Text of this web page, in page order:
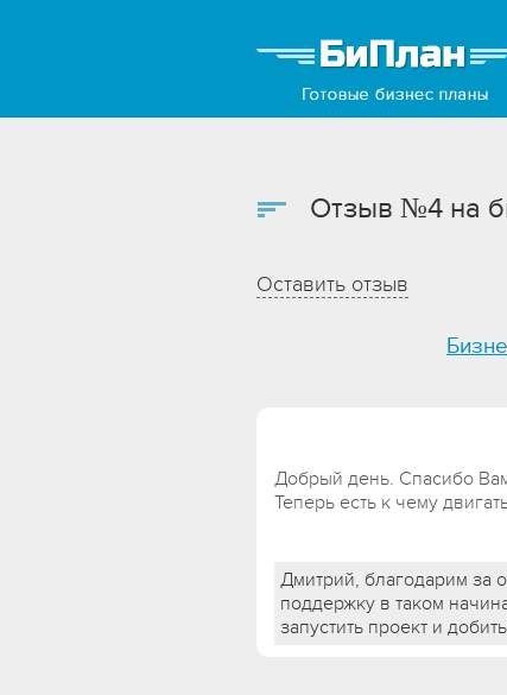
Отзыв №4 на
Оставить отзыв
Добрый день. Спасибо
Теперь есть к чему
Дмитрий, благодарим за
поддержку в таком
запустить проект и